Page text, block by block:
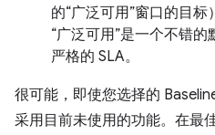
的“广泛可用”窗口的目
“广泛可用”是一个不错
严格的 SLA。
很可能，即使您选择的
采用目前未使用的功能。在最